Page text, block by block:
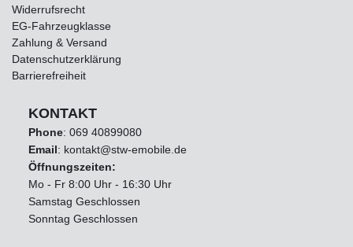
Widerrufsrecht
EG-Fahrzeugklasse
Zahlung & Versand
Datenschutzerklärung
Barrierefreiheit
KONTAKT
Phone: 069 40899080
Email: kontakt@stw-emobile.de
Öffnungszeiten:
Mo - Fr 8:00 Uhr - 16:30 Uhr
Samstag Geschlossen
Sonntag Geschlossen